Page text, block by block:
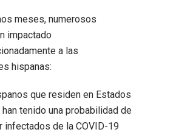
meses, numerosos
impactado
a las
hispanas:
que residen en Estados
tenido una probabilidad de
infectados de la COVID-19